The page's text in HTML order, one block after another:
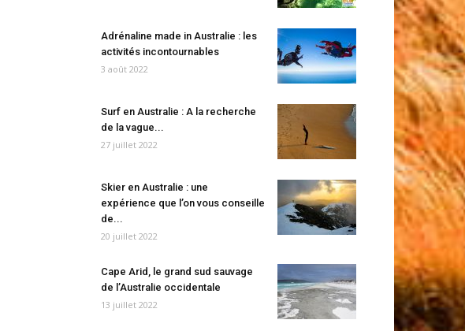
Adrénaline made in Australie : les
activités incontournables
3 août 2022
Surf en Australie : A la recherche
de la vague...
27 juillet 2022
Skier en Australie : une
expérience que l’on vous conseille
de...
20 juillet 2022
Cape Arid, le grand sud sauvage
de l’Australie occidentale
13 juillet 2022